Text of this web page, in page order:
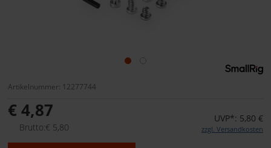
Artikelnummer: 12277744
€ 4,87
Brutto:€ 5,80
UVP*: 5,80 €
zzgl. Versandkosten